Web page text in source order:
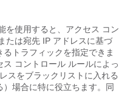
を使用すると、アクセス コン
たは宛先 IP アドレスに基づ
トラフィックを指定できま
コントロール ルールによっ
スをブラックリストに入れる
）場合に特に役立ちます。同